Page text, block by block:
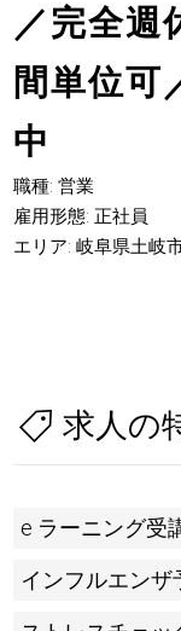
／完全週
間単位
中
職種: 営業
雇用形態: 正社員
エリア: 岐阜県土岐
求人の
e ラーニング受
インフルエンザ